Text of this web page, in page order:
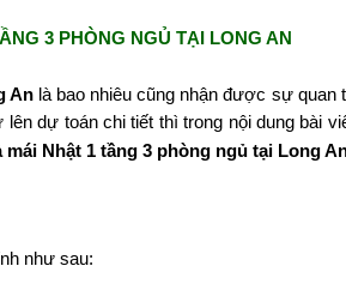
3 PHÒNG NGỦ TẠI LONG AN
An là bao nhiêu cũng nhận được sự quan
dự toán chi tiết thì trong nội dung bài
mái Nhật 1 tầng 3 phòng ngủ tại Long
như sau: